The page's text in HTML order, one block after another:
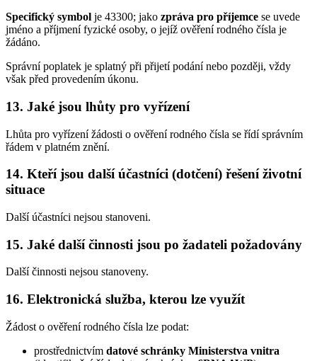
Specifický symbol je 43300; jako zpráva pro příjemce se uvede
jméno a příjmení fyzické osoby, o jejíž ověření rodného čísla je
žádáno.
Správní poplatek je splatný při přijetí podání nebo později, vždy
však před provedením úkonu.
13. Jaké jsou lhůty pro vyřízení
Lhůta pro vyřízení žádosti o ověření rodného čísla se řídí správním
řádem v platném znění.
14. Kteří jsou další účastníci (dotčení) řešení životní
situace
Další účastníci nejsou stanoveni.
15. Jaké další činnosti jsou po žadateli požadovány
Další činnosti nejsou stanoveny.
16. Elektronická služba, kterou lze využít
Žádost o ověření rodného čísla lze podat:
prostřednictvím datové schránky Ministerstva vnitra